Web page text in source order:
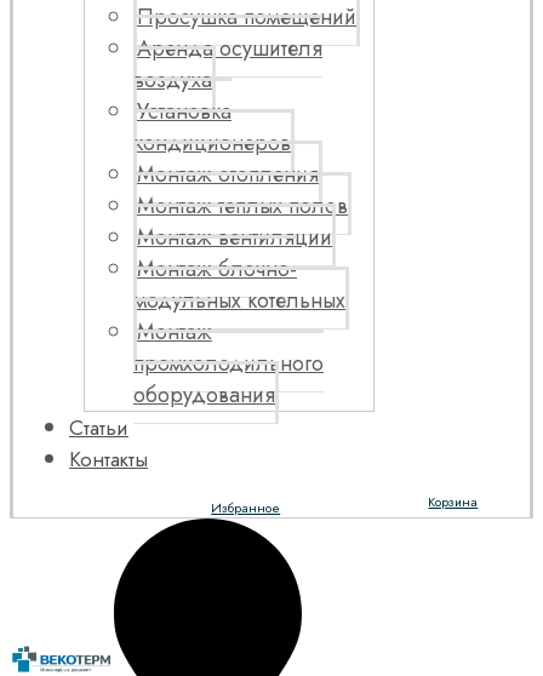
Просушка помещений
Аренда осушителя
воздуха
Установка
кондиционеров
Монтаж отопления
Монтаж теплых полов
Монтаж вентиляции
Монтаж блочно-
модульных котельных
Монтаж
промхолодильного
оборудования
Статьи
Контакты
Корзина
Избранное